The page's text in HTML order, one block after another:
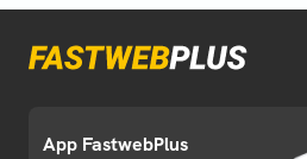
App FastwebPlus